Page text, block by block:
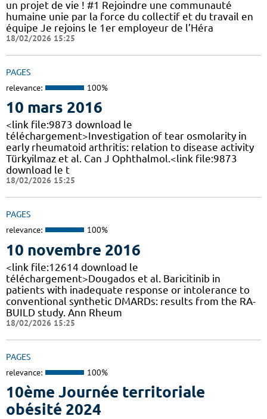
un projet de vie ! #1 Rejoindre une communauté
humaine unie par la force du collectif et du travail en
équipe Je rejoins le 1er employeur de l’Héra
18/02/2026 15:25
PAGES
relevance: 100%
10 mars 2016
<link file:9873 download le
téléchargement>Investigation of tear osmolarity in
early rheumatoid arthritis: relation to disease activity
Türkyilmaz et al. Can J Ophthalmol.<link file:9873
download le t
18/02/2026 15:25
PAGES
relevance: 100%
10 novembre 2016
<link file:12614 download le
téléchargement>Dougados et al. Baricitinib in
patients with inadequate response or intolerance to
conventional synthetic DMARDs: results from the RA-
BUILD study. Ann Rheum
18/02/2026 15:25
PAGES
relevance: 100%
10ème Journée territoriale
obésité 2024